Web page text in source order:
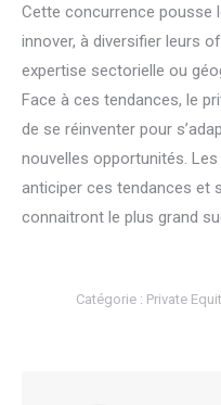
Cette concurrence pousse
innover, à diversifier leurs
expertise sectorielle ou
Face à ces tendances, le
de se réinventer pour
nouvelles opportunités.
anticiper ces tendances et
connaitront le plus grand
Catégorie : Private